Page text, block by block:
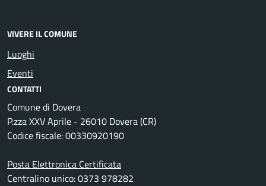
VIVERE IL COMUNE
Luoghi
Eventi
CONTATTI
Comune di Dovera
P.zza XXV Aprile - 26010 Dovera (CR)
Codice fiscale: 00330920190
Posta Elettronica Certificata
Centralino unico: 0373 978282